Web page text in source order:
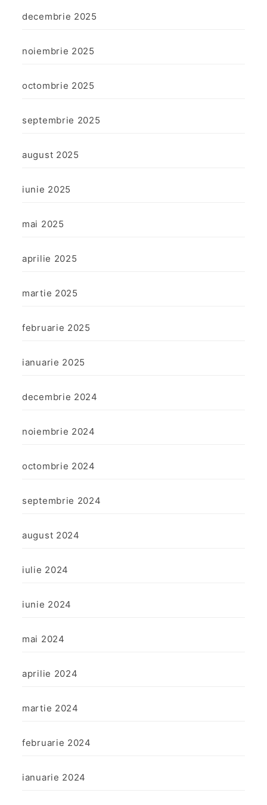
decembrie 2025
noiembrie 2025
octombrie 2025
septembrie 2025
august 2025
iunie 2025
mai 2025
aprilie 2025
martie 2025
februarie 2025
ianuarie 2025
decembrie 2024
noiembrie 2024
octombrie 2024
septembrie 2024
august 2024
iulie 2024
iunie 2024
mai 2024
aprilie 2024
martie 2024
februarie 2024
ianuarie 2024